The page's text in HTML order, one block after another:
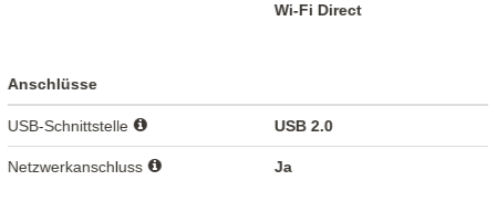
Wi-Fi Direct
Anschlüsse
USB-Schnittstelle USB 2.0
Netzwerkanschluss Ja